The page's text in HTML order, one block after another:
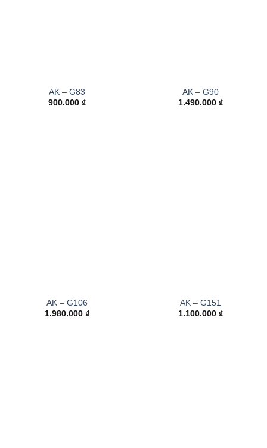
AK – G83
900.000 ₫
AK – G90
1.490.000 ₫
AK – G106
1.980.000 ₫
AK – G151
1.100.000 ₫